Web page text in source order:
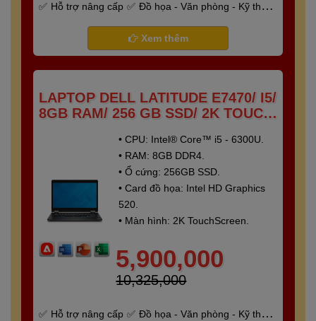
Hỗ trợ nâng cấp
Đồ họa - Văn phòng - Kỹ thuật
Bảo hành 6 tháng
Xem thêm
LAPTOP DELL LATITUDE E7470/ I5/
8GB RAM/ 256 GB SSD/ 2K TOUCH
• CPU: Intel® Core™ i5 - 6300U.
• RAM: 8GB DDR4.
• Ổ cứng: 256GB SSD.
• Card đồ họa: Intel HD Graphics
520.
• Màn hình: 2K TouchScreen.
5,900,000
10,325,000
Hỗ trợ nâng cấp
Đồ họa - Văn phòng - Kỹ thuật